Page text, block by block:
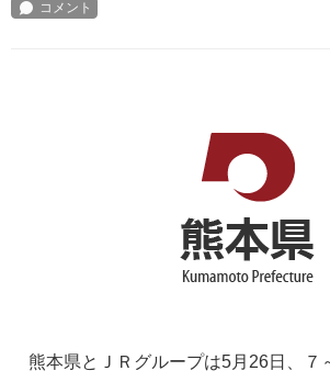
熊本県とＪＲグループは5月26日、７